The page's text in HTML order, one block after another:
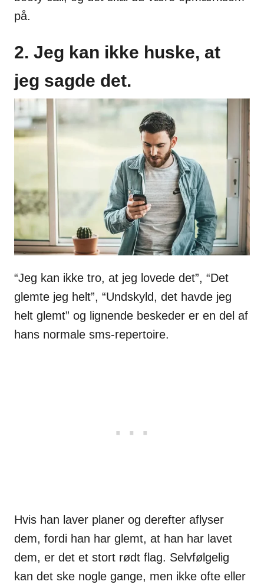
på.
2. Jeg kan ikke huske, at
jeg sagde det.
“Jeg kan ikke tro, at jeg lovede det”, “Det
glemte jeg helt”, “Undskyld, det havde jeg
helt glemt” og lignende beskeder er en del af
hans normale sms-repertoire.
Hvis han laver planer og derefter aflyser
dem, fordi han har glemt, at han har lavet
dem, er det et stort rødt flag. Selvfølgelig
kan det ske nogle gange, men ikke ofte eller